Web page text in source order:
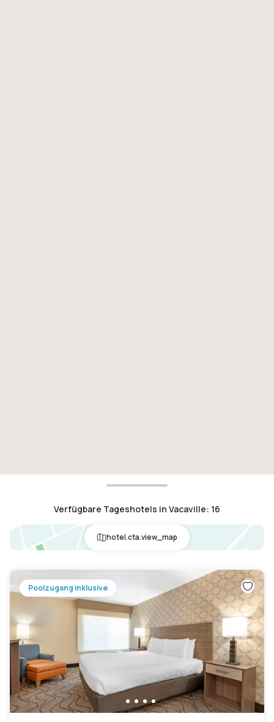
Verfügbare Tageshotels in Vacaville: 16
hotel.cta.view_map
Poolzugang inklusive